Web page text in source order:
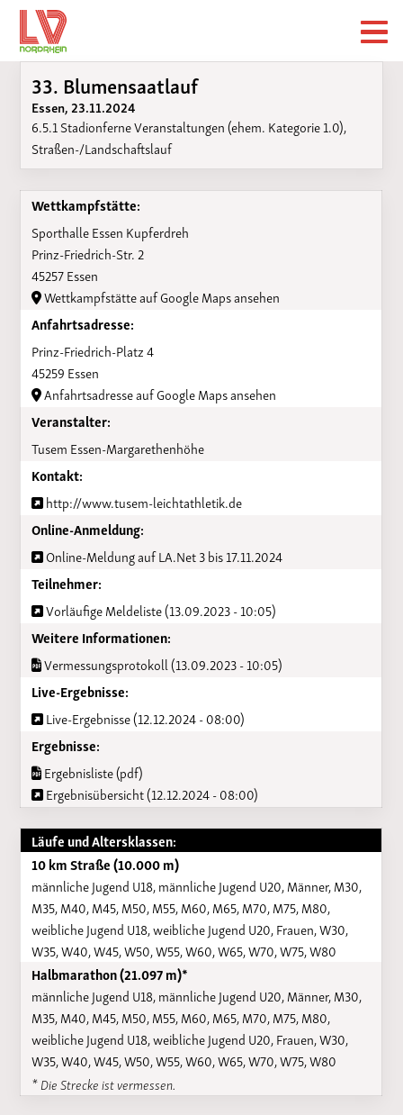
33. Blumensaatlauf
Essen, 23.11.2024
6.5.1 Stadionferne Veranstaltungen (ehem. Kategorie 1.0),
Straßen-/Landschaftslauf
Wettkampfstätte:
Sporthalle Essen Kupferdreh
Prinz-Friedrich-Str. 2
45257 Essen
Wettkampfstätte auf Google Maps ansehen
Anfahrtsadresse:
Prinz-Friedrich-Platz 4
45259 Essen
Anfahrtsadresse auf Google Maps ansehen
Veranstalter:
Tusem Essen-Margarethenhöhe
Kontakt:
http://www.tusem-leichtathletik.de
Online-Anmeldung:
Online-Meldung auf LA.Net 3 bis 17.11.2024
Teilnehmer:
Vorläufige Meldeliste (13.09.2023 - 10:05)
Weitere Informationen:
Vermessungsprotokoll (13.09.2023 - 10:05)
Live-Ergebnisse:
Live-Ergebnisse (12.12.2024 - 08:00)
Ergebnisse:
Ergebnisliste (pdf)
Ergebnisübersicht (12.12.2024 - 08:00)
Läufe und Altersklassen:
10 km Straße (10.000 m)
männliche Jugend U18, männliche Jugend U20, Männer, M30,
M35, M40, M45, M50, M55, M60, M65, M70, M75, M80,
weibliche Jugend U18, weibliche Jugend U20, Frauen, W30,
W35, W40, W45, W50, W55, W60, W65, W70, W75, W80
Halbmarathon (21.097 m)*
männliche Jugend U18, männliche Jugend U20, Männer, M30,
M35, M40, M45, M50, M55, M60, M65, M70, M75, M80,
weibliche Jugend U18, weibliche Jugend U20, Frauen, W30,
W35, W40, W45, W50, W55, W60, W65, W70, W75, W80
* Die Strecke ist vermessen.